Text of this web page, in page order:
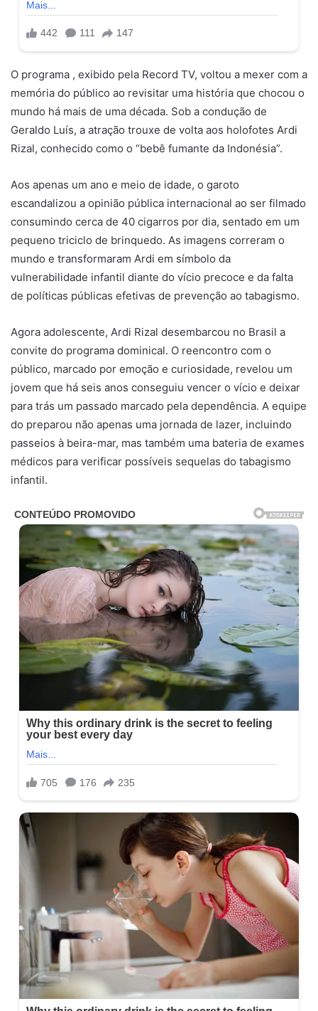
O programa , exibido pela Record TV, voltou a mexer com a
memória do público ao revisitar uma história que chocou o
mundo há mais de uma década. Sob a condução de
Geraldo Luís, a atração trouxe de volta aos holofotes Ardi
Rizal, conhecido como o “bebê fumante da Indonésia”.
Aos apenas um ano e meio de idade, o garoto
escandalizou a opinião pública internacional ao ser filmado
consumindo cerca de 40 cigarros por dia, sentado em um
pequeno triciclo de brinquedo. As imagens correram o
mundo e transformaram Ardi em símbolo da
vulnerabilidade infantil diante do vício precoce e da falta
de políticas públicas efetivas de prevenção ao tabagismo.
Agora adolescente, Ardi Rizal desembarcou no Brasil a
convite do programa dominical. O reencontro com o
público, marcado por emoção e curiosidade, revelou um
jovem que há seis anos conseguiu vencer o vício e deixar
para trás um passado marcado pela dependência. A equipe
do preparou não apenas uma jornada de lazer, incluindo
passeios à beira-mar, mas também uma bateria de exames
médicos para verificar possíveis sequelas do tabagismo
infantil.